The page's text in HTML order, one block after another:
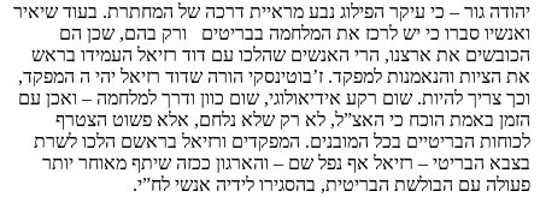
יהודה גור – כי עיקר הפילוג נבע מראיית דרכה של המחתרת. בעוד שיאיר
ואנשיו סברו כי יש לרכז את המלחמה בבריטים ורק בהם, שכן הם
הכובשים את ארצנו, הרי האנשים שהלכו עם דוד רזיאל העמידו בראש
את הציות והנאמנות למפקד. ז’בוטינסקי הורה שדוד רזיאל יהי ה המפקד,
וכך צריך להיות. שום רקע אידיאולוגי, שום כוון ודרך למלחמה – ואכן עם
הזמן באמת הוכח כי האצ”ל, לא רק שלא נלחם, אלא פשוט הצטרף
לכוחות הבריטיים בכל המובנים. המפקדים ורזיאל בראשם הלכו לשרת
בצבא הבריטי – רזיאל אף נפל שם – והארגון ככזה שיתף מאוחר יותר
פעולה עם הבולשת הבריטית, בהסגירו לידיה אנשי לח”י.